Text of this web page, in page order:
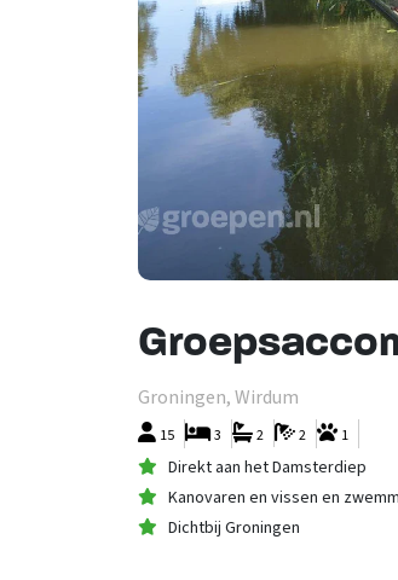
Groningen, Wirdum
15 1
2
2
3
Direkt aan het Damsterdiep
Kanovaren en vissen en
Dichtbij Groningen